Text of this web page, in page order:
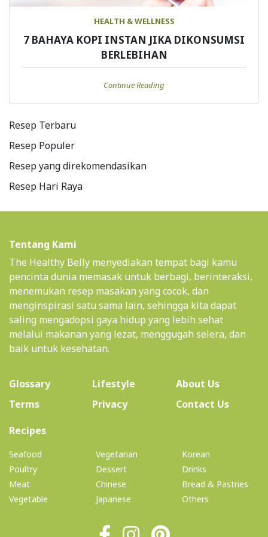
HEALTH & WELLNESS
7 BAHAYA KOPI INSTAN JIKA DIKONSUMSI
BERLEBIHAN
Continue Reading
Resep Terbaru
Resep Populer
Resep yang direkomendasikan
Resep Hari Raya
Tentang Kami
The Healthy Belly menyediakan tempat bagi kamu
pencinta dunia memasak untuk berbagi, berinteraksi,
menemukan resep masakan yang cocok, dan
menginspirasi satu sama lain, sehingga kita dapat
saling mengadopsi gaya hidup yang lebih sehat
melalui makanan yang lezat, menggugah selera, dan
baik untuk kesehatan.
Glossary Lifestyle About Us(current)
Terms
Privacy
Contact Us
Recipes(current)
Seafood
Poultry
Meat
Vegetable
Vegetarian
Dessert
Chinese
Japanese
Korean
Drinks
Bread & Pastries
Others